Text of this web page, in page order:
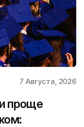
7 Августа, 2026
проще